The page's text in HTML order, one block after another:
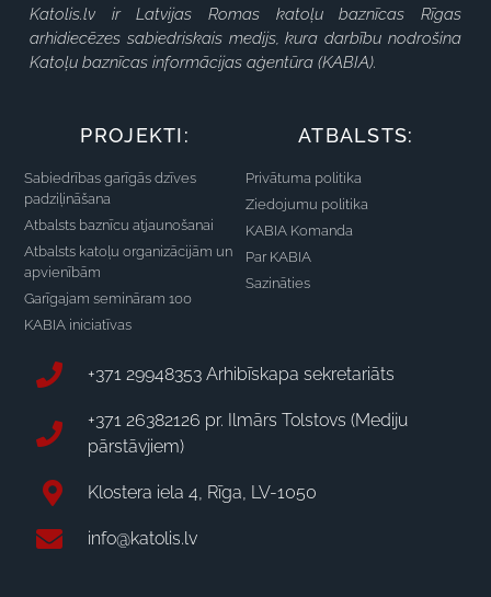
Katolis.lv ir Latvijas Romas katoļu baznīcas Rīgas
arhidiecēzes sabiedriskais medijs, kura darbību nodrošina
Katoļu baznīcas informācijas aģentūra (KABIA).
PROJEKTI:
Sabiedrības garīgās dzīves
padziļināšana
Atbalsts baznīcu atjaunošanai
Atbalsts katoļu organizācijām un
apvienībām
Garīgajam semināram 100
KABIA iniciatīvas
ATBALSTS:
Privātuma politika
Ziedojumu politika
KABIA Komanda
Par KABIA
Sazināties
+371 29948353 Arhibīskapa sekretariāts
+371 26382126 pr. Ilmārs Tolstovs (Mediju
pārstāvjiem)
Klostera iela 4, Rīga, LV-1050
info@katolis.lv